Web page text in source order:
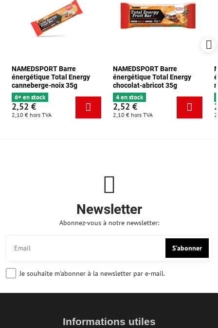
NAMEDSPORT Barre
énergétique Total Energy
canneberge-noix 35g
6+ en stock
2,52 €
2,10 € hors TVA
NAMEDSPORT Barre
énergétique Total Energy
chocolat-abricot 35g
4 en stock
2,52 €
2,10 € hors TVA
Newsletter
Abonnez-vous à notre newsletter:
S'abonner
Je souhaite m'abonner à la newsletter par e-mail.
Informations utiles